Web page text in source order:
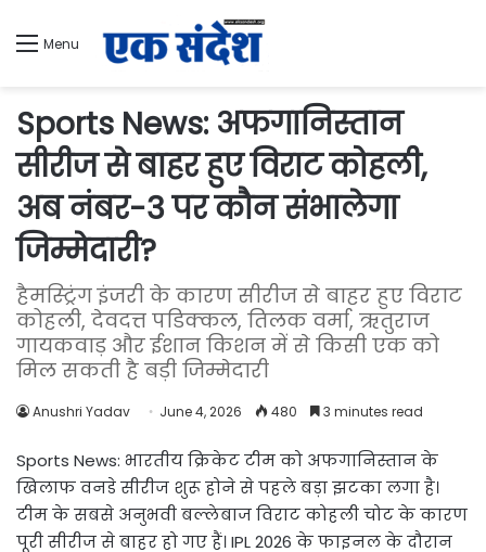
Menu
Sports News: अफगानिस्तान
सीरीज से बाहर हुए विराट कोहली,
अब नंबर-3 पर कौन संभालेगा
जिम्मेदारी?
हैमस्ट्रिंग इंजरी के कारण सीरीज से बाहर हुए विराट
कोहली, देवदत्त पडिक्कल, तिलक वर्मा, ऋतुराज
गायकवाड़ और ईशान किशन में से किसी एक को
मिल सकती है बड़ी जिम्मेदारी
Anushri Yadav June 4, 2026 480 3 minutes read
Sports News: भारतीय क्रिकेट टीम को अफगानिस्तान के
खिलाफ वनडे सीरीज शुरू होने से पहले बड़ा झटका लगा है।
टीम के सबसे अनुभवी बल्लेबाज विराट कोहली चोट के कारण
पूरी सीरीज से बाहर हो गए हैं। IPL 2026 के फाइनल के दौरान